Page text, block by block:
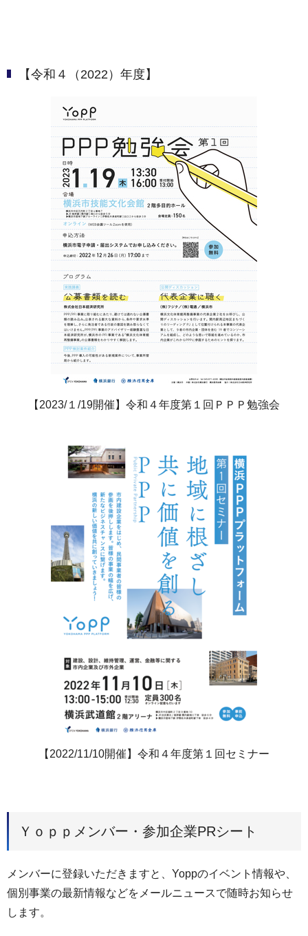
【令和４（2022）年度】
【2023/１/19開催】令和４年度第１回ＰＰＰ勉強会
【2022/11/10開催】令和４年度第１回セミナー
Ｙｏｐｐメンバー・参加企業PRシート
メンバーに登録いただきますと、Yoppのイベント情報や、
個別事業の最新情報などをメールニュースで随時お知らせ
します。